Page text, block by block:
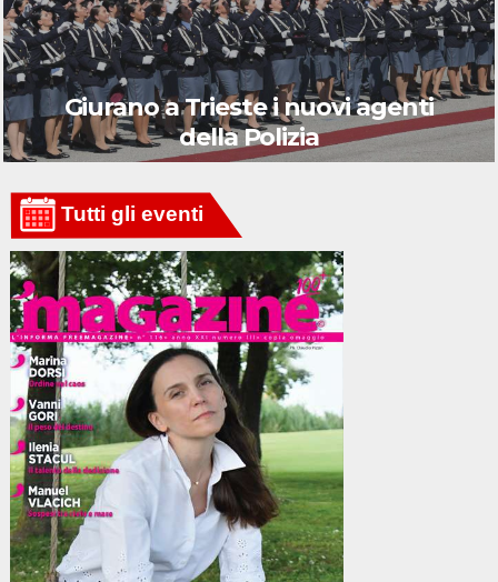
Giurano a Trieste i nuovi agenti
della Polizia